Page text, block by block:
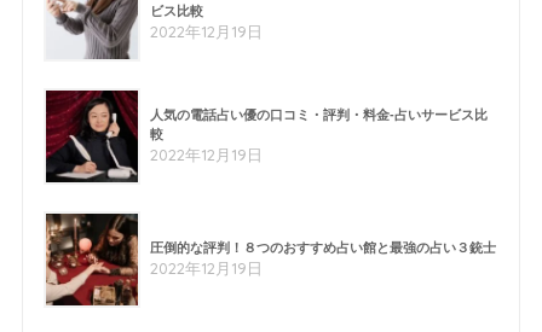
ビス比較
2022年12月19日
人気の電話占い優の口コミ・評判・料金-占いサービス比
較
2022年12月19日
圧倒的な評判！８つのおすすめ占い館と最強の占い３銃士
2022年12月19日